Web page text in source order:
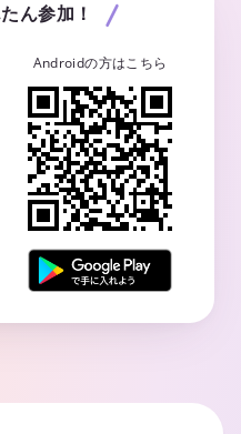
ん参加！
Androidの方はこちら